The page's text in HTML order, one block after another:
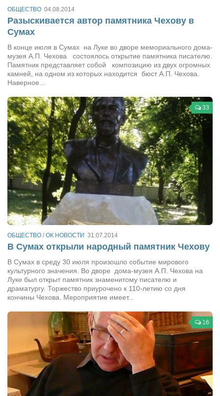
ОБЩЕСТВО 04.08.2014
Разыскивается автор памятника Чехову в
Сумах
В конце июля в Сумах на Луке во дворе мемориального дома-
музея А.П. Чехова состоялось открытие памятника писателю.
Памятник представляет собой композицию из двух огромных
камней, на одном из которых находится бюст А.П. Чехова.
Наверное...
33
ОБЩЕСТВО /ОК НОВОСТИ 31.07.2014
В Сумах открыли народный памятник Чехову
В Сумах в среду 30 июля произошло событие мирового
культурного значения. Во дворе дома-музея А.П. Чехова на
Луке был открыт памятник знаменитому писателю и
драматургу. Торжество приурочено к 110-летию со дня
кончины Чехова. Мероприятие имеет...
16